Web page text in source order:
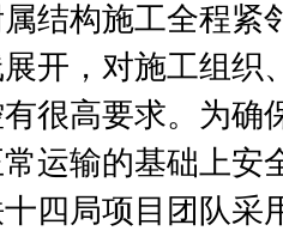
结构施工全程紧
开，对施工组织
很高要求。为确
运输的基础上安
四局项目团队采